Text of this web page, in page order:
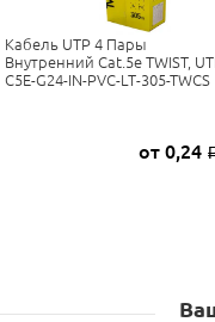
Кабель UTP 4 Пары
Внутренний Cat.5е TWIST,
C5E-G24-IN-PVC-LT-305-TWCS
от 0,24